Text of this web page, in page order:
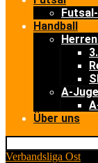
Handball
A-
Über uns
Verbandsliga Ost